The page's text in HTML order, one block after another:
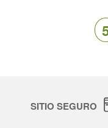
SITIO SEGURO